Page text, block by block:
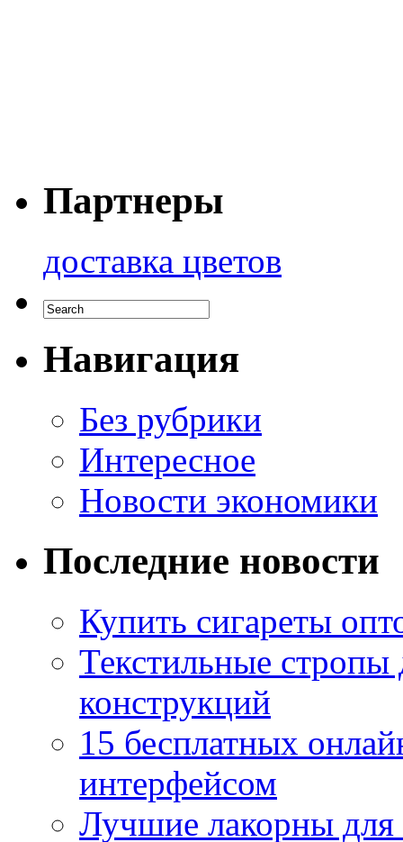
Партнеры
доставка цветов
Навигация
Без рубрики
Интересное
Новости экономики
Последние новости
Купить сигареты
Текстильные
конструкций
15 бесплатных
интерфейсом
Лучшие лакорны для